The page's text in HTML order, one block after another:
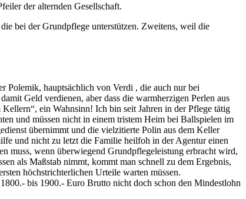
der alternden Gesellschaft.
bei der Grundpflege unterstützen. Zweitens, weil die
Polemik, hauptsächlich von Verdi , die auch nur bei
Geld verdienen, aber dass die warmherzigen Perlen aus
ein Wahnsinn! Ich bin seit Jahren in der Pflege tätig
und müssen nicht in einem tristem Heim bei Ballspielen im
übernimmt und die vielzitierte Polin aus dem Keller
und nicht zu letzt die Familie heilfoh in der Agentur einen
muss, wenn überwiegend Grundpflegeleistung erbracht wird,
als Maßstab nimmt, kommt man schnell zu dem Ergebnis,
höchstrichterlichen Urteile warten müssen.
bis 1900.- Euro Brutto nicht doch schon den Mindestlohn